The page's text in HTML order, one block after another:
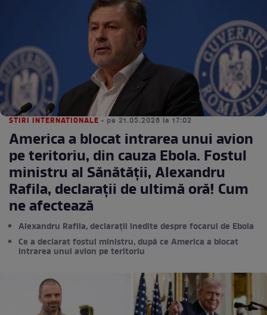
STIRI INTERNATIONALE • pe 21.05.2026 la 17:02
America a blocat intrarea unui avion
pe teritoriu, din cauza Ebola. Fostul
ministru al Sănătății, Alexandru
Rafila, declarații de ultimă oră! Cum
ne afectează
Alexandru Rafila, declarații inedite despre focarul de Ebola
Ce a declarat fostul ministru, după ce America a blocat
intrarea unui avion pe teritoriu